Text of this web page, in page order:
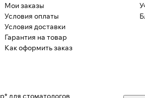
Мои заказы
Условия оплаты
Условия доставки
Гарантия на товар
Как оформить заказ
для стоматологов